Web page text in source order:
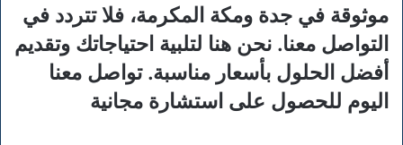
موثوقة في جدة ومكة المكرمة، فلا تتردد في
التواصل معنا. نحن هنا لتلبية احتياجاتك وتقديم
أفضل الحلول بأسعار مناسبة. تواصل معنا
اليوم للحصول على استشارة مجانية